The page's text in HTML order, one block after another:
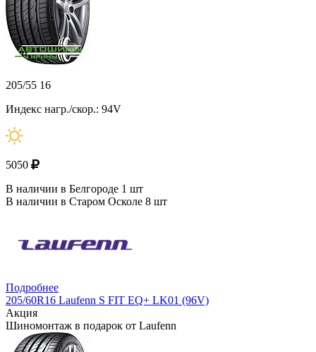
205/55 16
Индекс нагр./скор.: 94V
5050
В наличии в Белгороде 1 шт
В наличии в Старом Осколе 8 шт
Подробнее
205/60R16 Laufenn S FIT EQ+ LK01 (96V)
Акция
Шиномонтаж в подарок от Laufenn